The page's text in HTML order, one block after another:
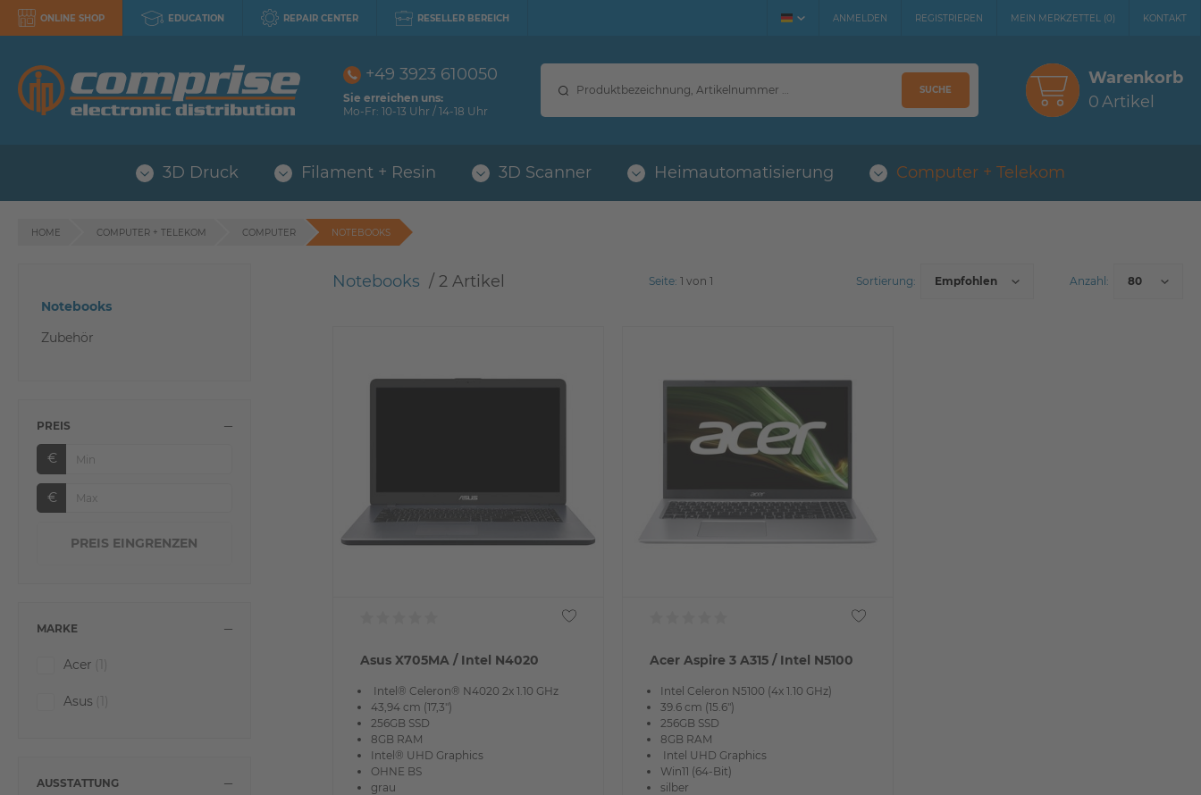
ONLINE SHOP EDUCATION REPAIR CENTER RESELLER BEREICH ANMELDEN REGISTRIEREN MEIN MERKZETTEL (0) KONTAKT
+49 3923 610050
Sie erreichen uns:
Mo-Fr: 10-13 Uhr / 14-18 Uhr
SUCHE
Warenkorb
0Artikel
3D Druck Filament + Resin 3D Scanner Heimautomatisierung Computer + Telekom
HOME COMPUTER + TELEKOM COMPUTER NOTEBOOKS
Notebooks
Zubehör
PREIS
€
€
MARKE
Acer (1)
Asus (1)
AUSSTATTUNG
Notebooks / 2 Artikel Seite: 1 von 1
Asus X705MA / Intel N4020
Intel® Celeron® N4020 2x 1.10 GHz
43,94 cm (17,3")
256GB SSD
8GB RAM
Intel® UHD Graphics
OHNE BS
grau
Acer Aspire 3 A315 / Intel N5100
Intel Celeron N5100 (4x 1.10 GHz)
39.6 cm (15.6")
256GB SSD
8GB RAM
Intel UHD Graphics
Win11 (64-Bit)
silber